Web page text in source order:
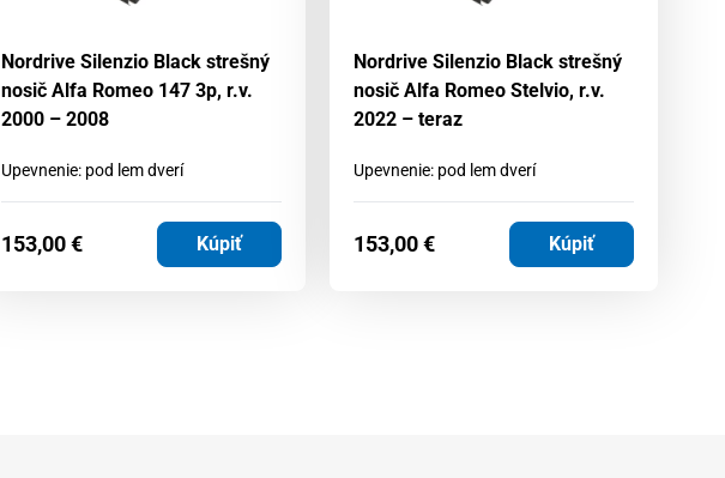
Nordrive Silenzio Black strešný
nosič Alfa Romeo 147 3p, r.v.
2000 – 2008
Upevnenie: pod lem dverí
153,00€ Kúpiť
Nordrive Silenzio Black strešný
nosič Alfa Romeo Stelvio, r.v.
2022 – teraz
Upevnenie: pod lem dverí
153,00€ Kúpiť